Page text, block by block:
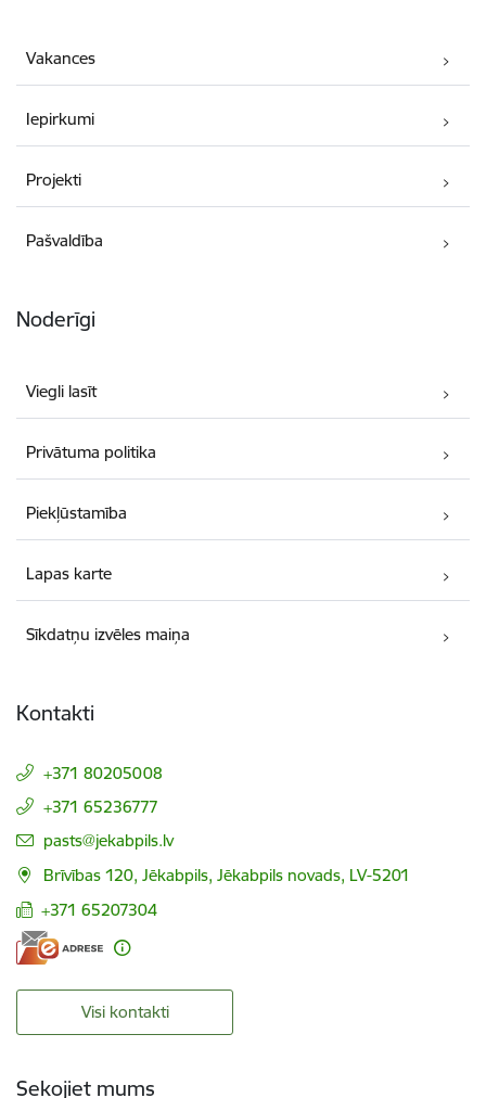
Vakances
Iepirkumi
Projekti
Pašvaldība
Noderīgi
Viegli lasīt
Privātuma politika
Piekļūstamība
Lapas karte
Sīkdatņu izvēles maiņa
Kontakti
+371 80205008
+371 65236777
E-pasts:
pasts@jekabpils.lv
Brīvības 120, Jēkabpils, Jēkabpils novads, LV-5201
+371 65207304
Visi kontakti
Sekojiet mums